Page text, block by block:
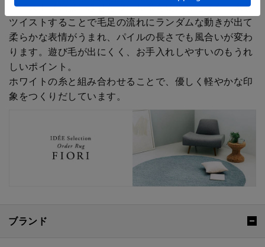
ツイスト（強撚）させたウール糸を使用したラグ。糸を
ツイストすることで毛足の流れにランダムな動きが出て
柔らかな表情がうまれ、パイルの長さでも風合いが変わ
ります。遊び毛が出にくく、お手入れしやすいのもうれ
しいポイント。
ホワイトの糸と組み合わせることで、優しく軽やかな印
象をつくりだしています。
ブランド